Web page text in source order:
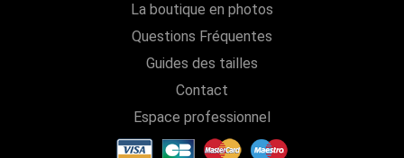
La boutique en photos
Questions Fréquentes
Guides des tailles
Contact
Espace professionnel